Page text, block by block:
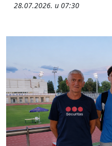
28.07.2026. u 07:30